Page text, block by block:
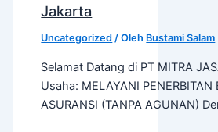
Jakarta
Uncategorized / Oleh Bustami Salam
Selamat Datang di PT MITRA
Usaha: MELAYANI PENERBITAN
ASURANSI (TANPA AGUNAN)